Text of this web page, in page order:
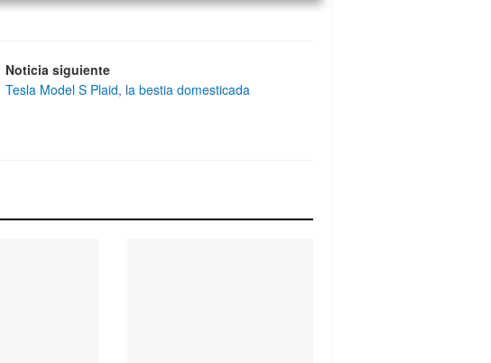
Noticia siguiente
Tesla Model S Plaid, la bestia domesticada